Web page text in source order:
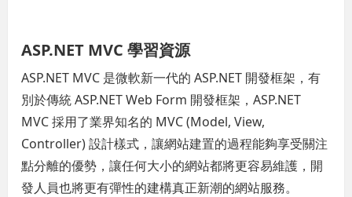
ASP.NET MVC 學習資源
ASP.NET MVC 是微軟新一代的 ASP.NET 開發框架，有
別於傳統 ASP.NET Web Form 開發框架，ASP.NET
MVC 採用了業界知名的 MVC (Model, View,
Controller) 設計樣式，讓網站建置的過程能夠享受關注
點分離的優勢，讓任何大小的網站都將更容易維護，開
發人員也將更有彈性的建構真正新潮的網站服務。